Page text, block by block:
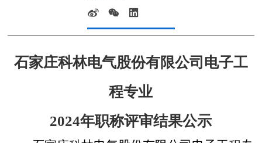
石家庄科林电气股份有限公司电子工
程专业
2024年职称评审结果公示